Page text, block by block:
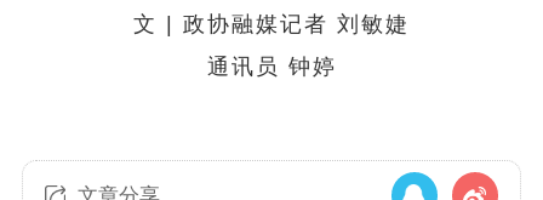
文 | 政协融媒记者 刘敏婕
通讯员 钟婷